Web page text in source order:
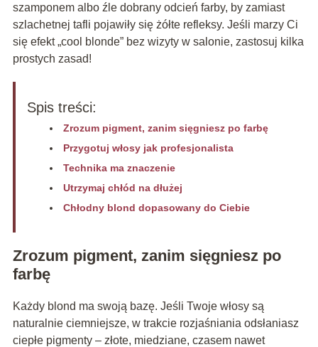
szamponem albo źle dobrany odcień farby, by zamiast
szlachetnej tafli pojawiły się żółte refleksy. Jeśli marzy Ci
się efekt „cool blonde” bez wizyty w salonie, zastosuj kilka
prostych zasad!
Spis treści:
Zrozum pigment, zanim sięgniesz po farbę
Przygotuj włosy jak profesjonalista
Technika ma znaczenie
Utrzymaj chłód na dłużej
Chłodny blond dopasowany do Ciebie
Zrozum pigment, zanim sięgniesz po
farbę
Każdy blond ma swoją bazę. Jeśli Twoje włosy są
naturalnie ciemniejsze, w trakcie rozjaśniania odsłaniasz
ciepłe pigmenty – złote, miedziane, czasem nawet